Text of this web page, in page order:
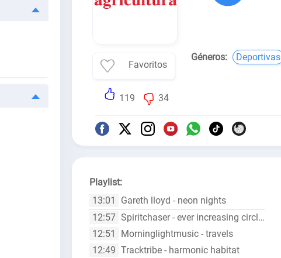
Favoritos
119 34
Géneros: Deportivas
Playlist:
13:01
Gareth lloyd - neon nights
12:57 Spiritchaser - ever increasing circles
12:51
Morninglightmusic - travels
12:49 Tracktribe - harmonic habitat